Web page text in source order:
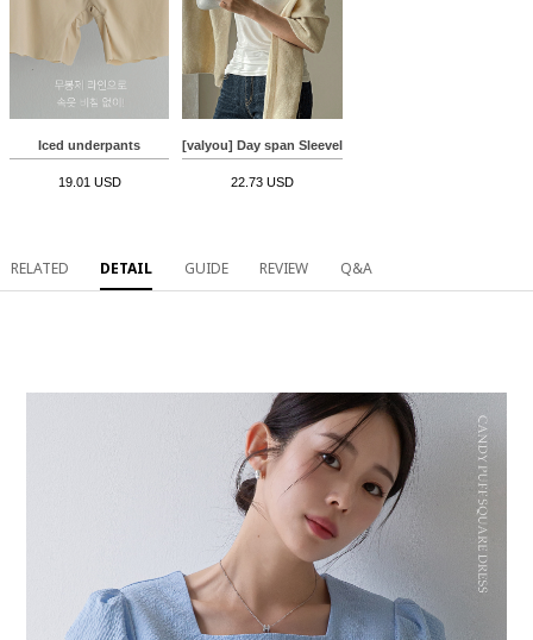
Iced underpants
19.01 USD
[valyou] Day span Sleeveless
22.73 USD
RELATED DETAIL GUIDE REVIEW Q&A